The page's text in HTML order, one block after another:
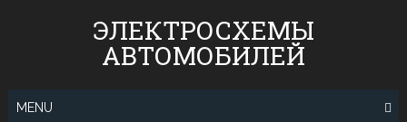
ЭЛЕКТРОСХЕМЫ
АВТОМОБИЛЕЙ
MENU